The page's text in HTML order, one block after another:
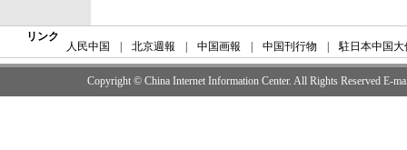
リンク
人民中国 北京週報 中国画報 中国刊行物 駐日本中国大
Copyright © China Internet Information Center. All Rights Reserved E-